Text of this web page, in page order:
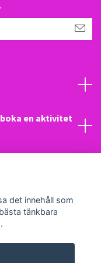
en aktivitet
det innehåll som
tänkbara